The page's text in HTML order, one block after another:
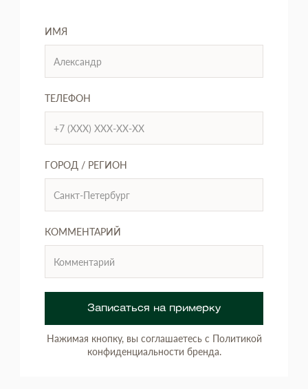
ИМЯ
ТЕЛЕФОН
ГОРОД / РЕГИОН
КОММЕНТАРИЙ
Записаться на примерку
Нажимая кнопку, вы соглашаетесь с Политикой
конфиденциальности бренда.